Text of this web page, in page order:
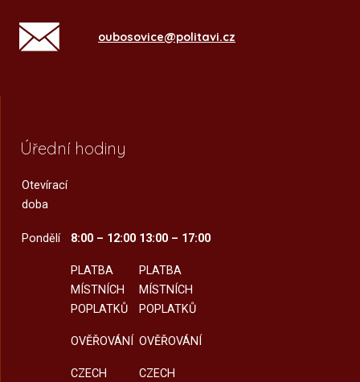
oubosovice@politavi.cz
Úřední hodiny
Otevírací
doba
Pondělí 8:00 – 12:00
PLATBA
MÍSTNÍCH
POPLATKŮ
OVĚŘOVÁNÍ
CZECH
13:00 – 17:00
PLATBA
MÍSTNÍCH
POPLATKŮ
OVĚŘOVÁNÍ
CZECH